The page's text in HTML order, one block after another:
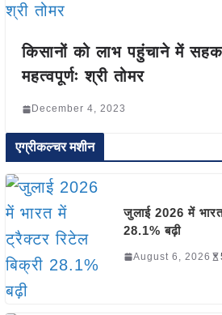
किसानों को लाभ पहुंचाने में
महत्वपूर्णः श्री तोमर
December 4, 2023
एग्रीकल्चर मशीन
जुलाई 2026 में
28.1% बढ़ी
August 6, 2026